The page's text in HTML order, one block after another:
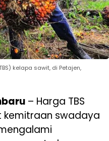
kelapa sawit, di Petajen,
– Harga TBS
kemitraan swadaya